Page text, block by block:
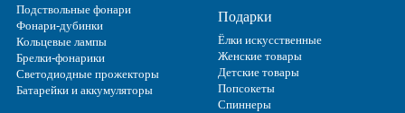
Подствольные фонари
Фонари-дубинки
Кольцевые лампы
Брелки-фонарики
Светодиодные прожекторы
Батарейки и аккумуляторы
Подарки
Ёлки искусственные
Женские товары
Детские товары
Попсокеты
Спиннеры